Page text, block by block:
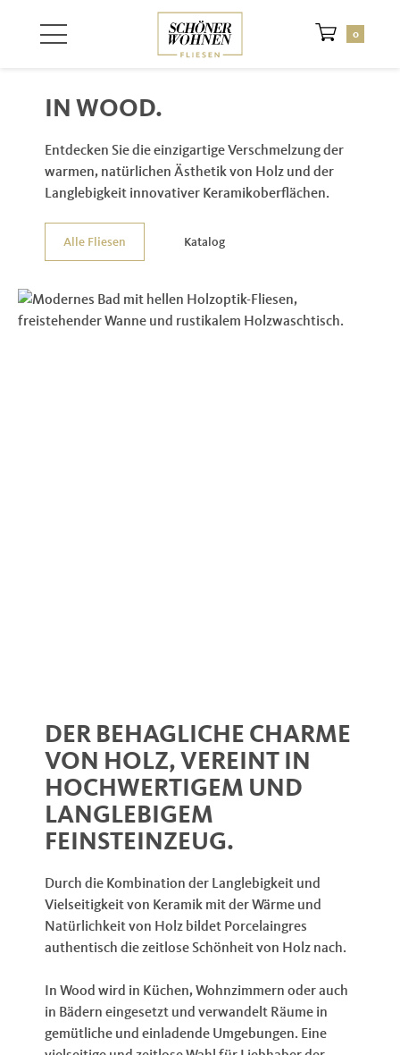
Zum Hauptinhalt springen
0
IN WOOD.
Entdecken Sie die einzigartige Verschmelzung der
warmen, natürlichen Ästhetik von Holz und der
Langlebigkeit innovativer Keramikoberflächen.
Alle Fliesen Katalog
DER BEHAGLICHE CHARME
VON HOLZ, VEREINT IN
HOCHWERTIGEM UND
LANGLEBIGEM
FEINSTEINZEUG.
Durch die Kombination der Langlebigkeit und
Vielseitigkeit von Keramik mit der Wärme und
Natürlichkeit von Holz bildet Porcelaingres
authentisch die zeitlose Schönheit von Holz nach.
In Wood wird in Küchen, Wohnzimmern oder auch
in Bädern eingesetzt und verwandelt Räume in
gemütliche und einladende Umgebungen. Eine